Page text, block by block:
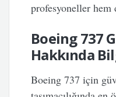
profesyoneller
Boeing 737
Hakkında
Boeing 737 için